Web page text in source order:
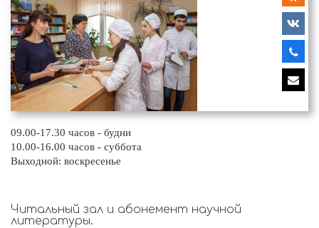
09.00-17.30 часов - будни
10.00-16.00 часов - суббота
Выходной: воскресенье
Читальный зал и абонемент научной
литературы.